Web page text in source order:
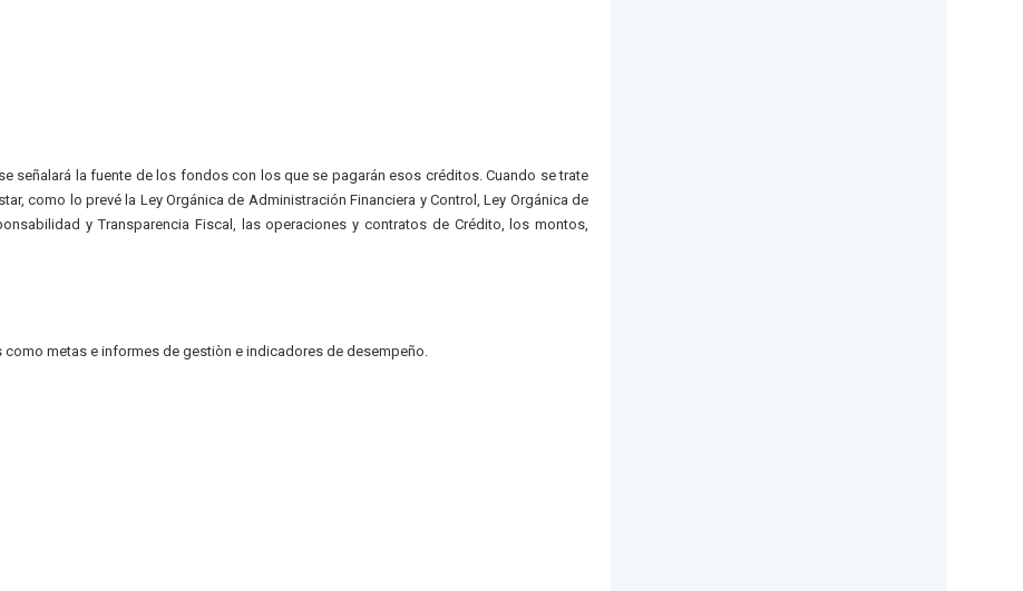
señalará la fuente de los fondos con los que se pagarán esos créditos. Cuando se trate
como lo prevé la Ley Orgánica de Administración Financiera y Control, Ley Orgánica de
y Transparencia Fiscal, las operaciones y contratos de Crédito, los montos,
metas e informes de gestiòn e indicadores de desempeño.